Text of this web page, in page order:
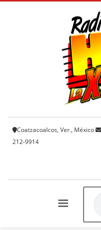
Coatzacoalcos, Ver., México
212-9914